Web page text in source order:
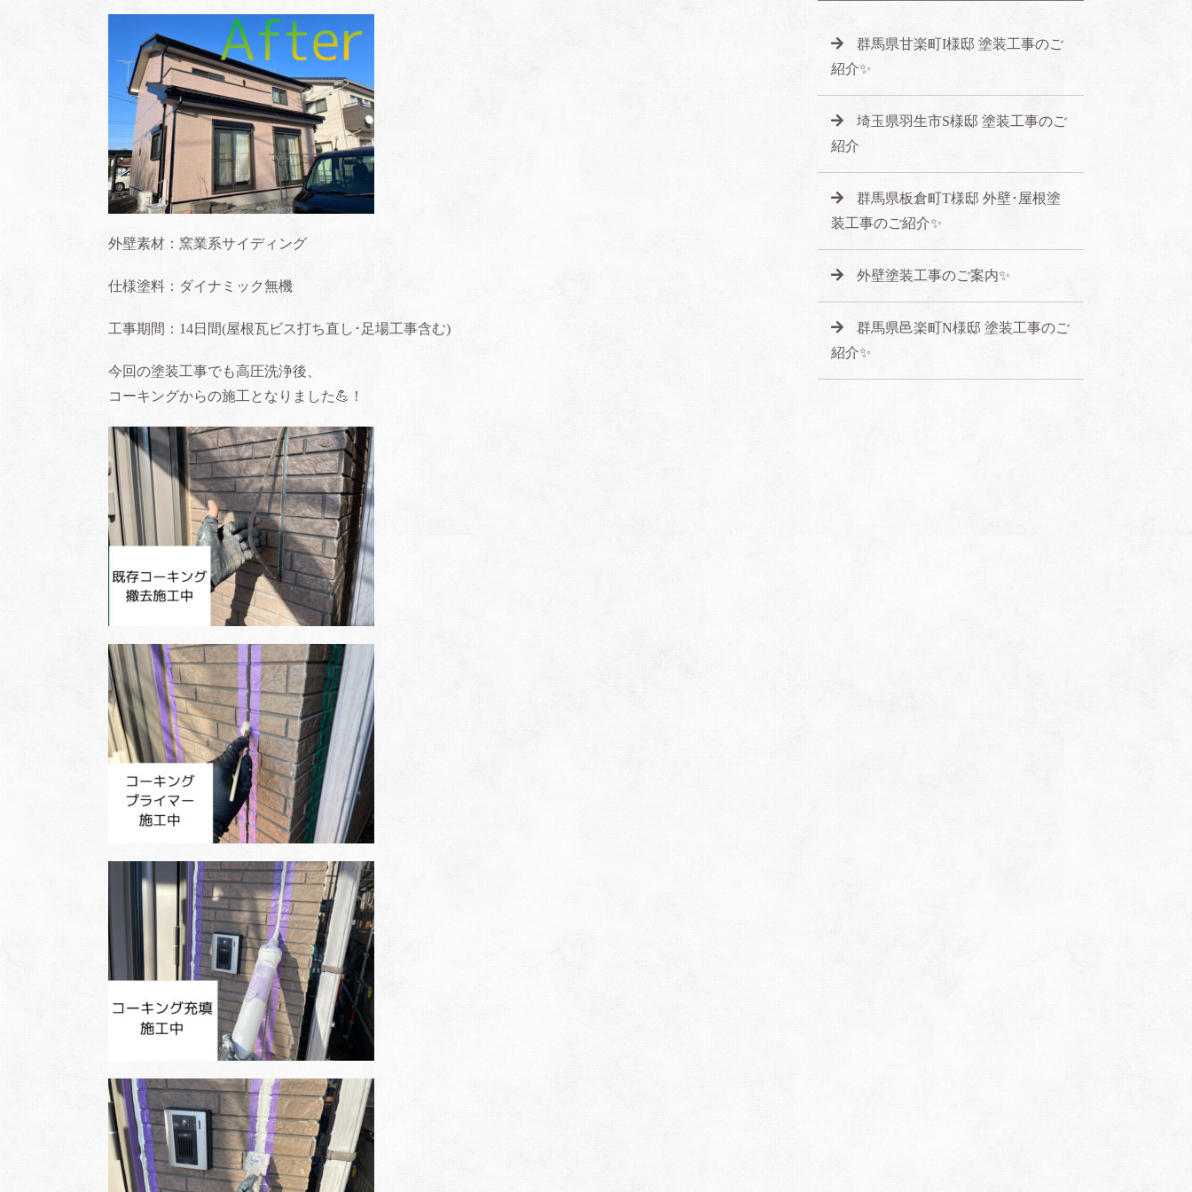
外壁素材：窯業系サイディング
仕様塗料：ダイナミック無機
工事期間： 14日間(屋根瓦ビス打ち直し･足場工事含む)
今回の塗装工事でも高圧洗浄後、
コーキングからの施工となりました💪 ！
群馬県甘楽町I様邸 塗装工事のご
紹介✨
埼玉県羽生市S様邸 塗装工事のご
紹介
群馬県板倉町T様邸 外壁･屋根塗
装工事のご紹介✨
外壁塗装工事のご案内✨
群馬県邑楽町N様邸 塗装工事のご
紹介✨